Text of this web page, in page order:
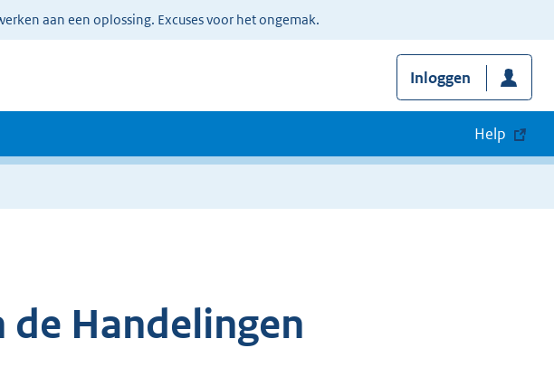
aan een oplossing. Excuses voor het ongemak.
Inloggen
Help
de Handelingen